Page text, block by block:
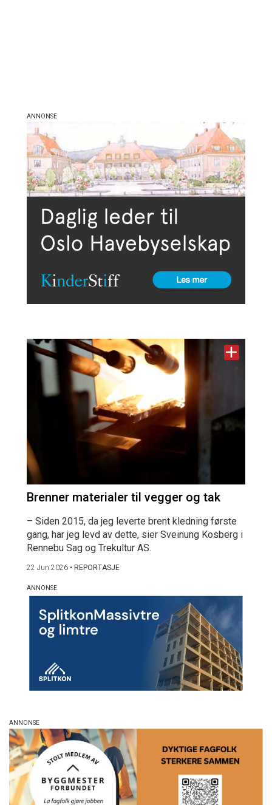
Brenner materialer til vegger og tak
– Siden 2015, da jeg leverte brent kledning første
gang, har jeg levd av dette, sier Sveinung Kosberg i
Rennebu Sag og Trekultur AS.
22 Jun 2026 • REPORTASJE